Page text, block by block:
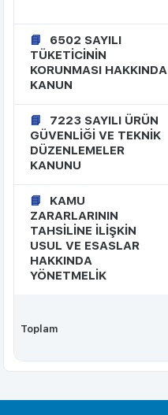
6502 SAYILI
TÜKETİCİNİN
KORUNMASI HAKKINDA
KANUN
7223 SAYILI ÜRÜN
GÜVENLİĞİ VE TEKNİK
DÜZENLEMELER
KANUNU
KAMU
ZARARLARININ
TAHSİLİNE İLİŞKİN
USUL VE ESASLAR
HAKKINDA
YÖNETMELİK
Toplam